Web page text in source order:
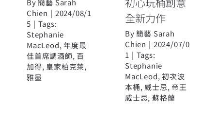
Chien | 2024/08/1
5 | Tags:
Stephanie
MacLeod,年度最
佳首席調酒師, 百
加得, 皇家柏克萊,
雅墨
全新力作
By簡藝 Sarah
Chien | 2024/07/0
1 | Tags:
Stephanie
MacLeod,初次波
本桶, 威士忌, 帝王
威士忌,蘇格蘭